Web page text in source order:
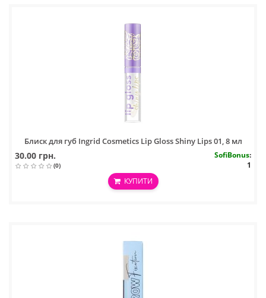
Блиск для губ Ingrid Cosmetics Lip Gloss Shiny Lips 01, 8 мл
30.00 грн.
(0)
SofiBonus:
1
КУПИТИ